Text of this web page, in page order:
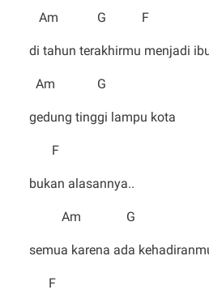
Am G F
di tahun terakhirmu menjadi
Am G
gedung tinggi lampu kota
F
bukan alasannya..
Am G
semua karena ada
F